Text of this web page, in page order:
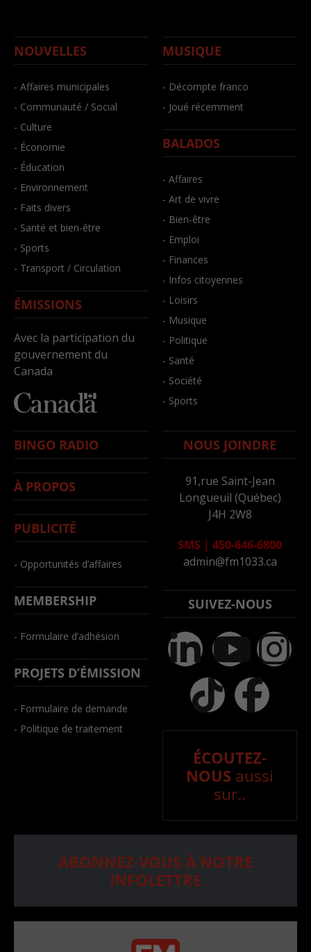
NOUVELLES
- Affaires municipales
- Communauté / Social
- Culture
- Économie
- Éducation
- Environnement
- Faits divers
- Santé et bien-être
- Sports
- Transport / Circulation
ÉMISSIONS
Avec la participation du
gouvernement du
Canada
MUSIQUE
- Décompte franco
- Joué récemment
BALADOS
- Affaires
- Art de vivre
- Bien-être
- Emploi
- Finances
- Infos citoyennes
- Loisirs
- Musique
- Politique
- Santé
- Société
- Sports
BINGO RADIO
À PROPOS
PUBLICITÉ
- Opportunités d’affaires
MEMBERSHIP
- Formulaire d’adhésion
PROJETS D’ÉMISSION
- Formulaire de demande
- Politique de traitement
NOUS JOINDRE
91,rue Saint-Jean
Longueuil (Québec)
J4H 2W8
SMS | 450-646-6800
admin@fm1033.ca
SUIVEZ-NOUS
ÉCOUTEZ-
NOUS aussi
sur..
ABONNEZ-VOUS À NOTRE
INFOLETTRE